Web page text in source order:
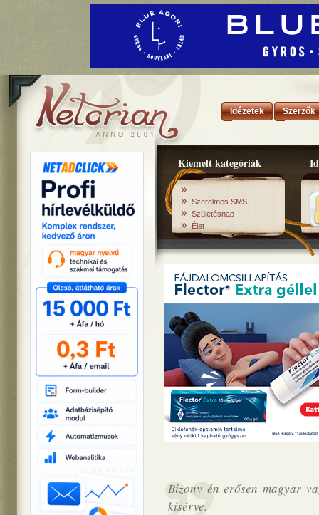
Idézetek Szerzők
Kiemelt kategóriák
»
» Szerelmes SMS
» Születésnap
» Élet
Bizony én erősen magyar
kísérve.